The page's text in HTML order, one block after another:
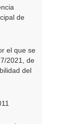
de
el que se
2021, de
del